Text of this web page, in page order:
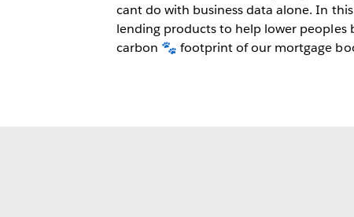
cant do with business data alone. In
lending products to help lower
carbon 🐾 footprint of our mortgage